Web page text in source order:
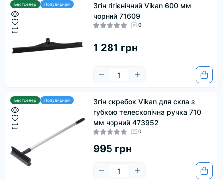
Бестселер Популярний
Згін гігієнічний Vikan 600 мм
чорний 71609
0
1 281 грн
Бестселер Популярний
Згін скребок Vikan для скла з
губкою телескопічна ручка 710
мм чорний 473952
0
995 грн